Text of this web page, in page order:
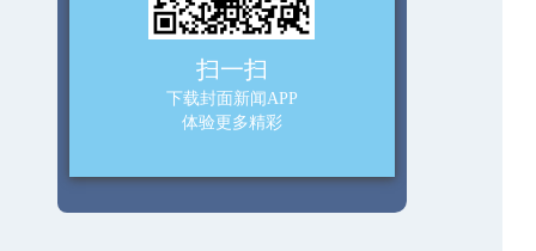
扫一扫
下载封面新闻APP
体验更多精彩